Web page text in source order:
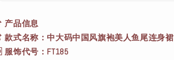
产品信息
款式名称：中大码中国风旗袍美人鱼尾连身裙
服饰代号：FT185